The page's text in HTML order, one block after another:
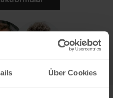
Über Cookies